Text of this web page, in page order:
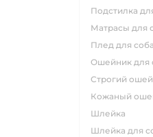
подстилка
матрасы для
плед для
ошейник для
строгий
кожаный
шлейка
шлейка для